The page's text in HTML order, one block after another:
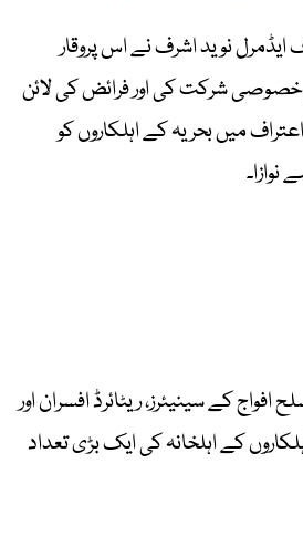
نوید اشرف نے اس پروقار
شرکت کی اور فرائض کی لائن
میں بحریہ کے اہلکاروں کو
کے سینیئرز، ریٹائرڈ افسران اور
کے اہلخانہ کی ایک بڑی تعداد